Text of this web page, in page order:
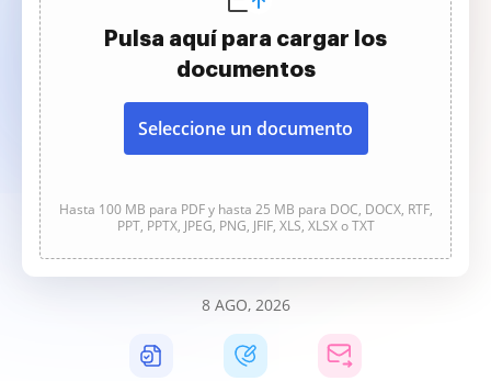
Pulsa aquí para cargar los
documentos
Seleccione un documento
Hasta 100 MB para PDF y hasta 25 MB para DOC, DOCX, RTF,
PPT, PPTX, JPEG, PNG, JFIF, XLS, XLSX o TXT
8 AGO, 2026